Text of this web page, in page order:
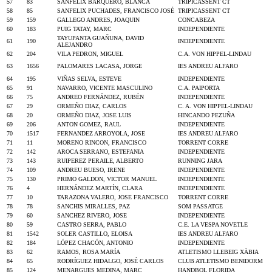
57
83 SANFELIX BARQUERO, BLANCA
TRIPICASSENT CT
58
85 SANFELIX PUCHADES, FRANCISCO JOSÉ TRIPICASSENT CT
59
159 GALLEGO ANDRES, JOAQUIN
CONCABEZA
60
183 PUIG TATAY, MARC
INDEPENDIENTE
61
190
TAYUPANTA GUAÑUNA, DAVID
ALEJANDRO
INDEPENDIENTE
62
204 VILA PEDRON, MIGUEL
C.A. VON HIPPEL-LINDAU
63
1656 PALOMARES LACASA, JORGE
IES ANDREU ALFARO
64
195 VIÑAS SELVA, ESTEVE
INDEPENDIENTE
65
91 NAVARRO, VICENTE MASCULINO
C.A. PAIPORTA
66
75 ANDREO FERNÁNDEZ, RUBÉN
INDEPENDIENTE
67
29 ORMEÑO DIAZ, CARLOS
C. A. VON HIPPEL-LINDAU
68
20 ORMEÑO DIAZ, JOSE LUIS
HINCANDO PEZUÑA
69
206 ANTON GOMEZ, RAUL
INDEPENDIENTE
70
1517 FERNANDEZ ARROYOLA, JOSE
IES ANDREU ALFARO
71
11 MORENO RINCON, FRANCISCO
TORRENT CORRE
72
142 AROCA SERRANO, ESTEFANIA
INDEPENDIENTE
73
143 RUIPEREZ PERAILE, ALBERTO
RUNNING JARA
74
109 ANDREU BUESO, IRENE
INDEPENDIENTE
75
130 PRIMO GALDON, VICTOR MANUEL
INDEPENDIENTE
76
4 HERNÁNDEZ MARTÍN, CLARA
INDEPENDIENTE
77
10 TARAZONA VALERO, JOSE FRANCISCO
TORRENT CORRE
78
78 SANCHIS MIRALLES, PAZ
SOM PASSATGE
79
60 SANCHEZ RIVERO, JOSE
INDEPENDIENTE
80
59 CASTRO SERRA, PABLO
C.E. LA VESPA NOVETLE
81
1542 SOLER CASTILLO, ELOISA
IES ANDREU ALFARO
82
184 LÓPEZ CHACÓN, ANTONIO
INDEPENDIENTE
83
62 RAMOS, ROSA MARÍA
ATLETISMO LLEBEIG XÀBIA
84
65 RODRÍGUEZ HIDALGO, JOSÉ CARLOS
CLUB ATLETISMO BENIDORM
85
124 MENARGUES MEDINA, MARC
HANDBOL FLORIDA